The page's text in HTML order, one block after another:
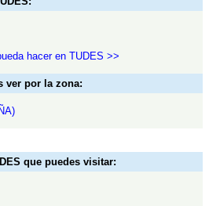
hacer en TUDES >>
ver por la zona:
que puedes visitar: